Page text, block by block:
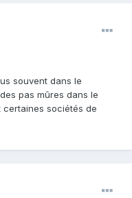
souvent dans le
pas mûres dans le
certaines sociétés de